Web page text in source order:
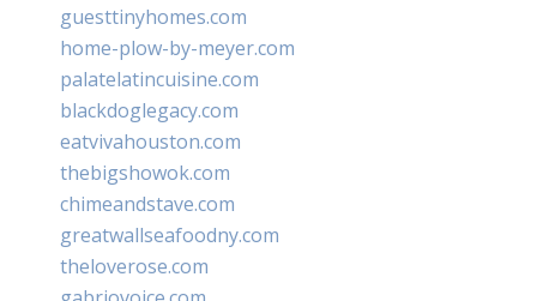
guesttinyhomes.com
home-plow-by-meyer.com
palatelatincuisine.com
blackdoglegacy.com
eatvivahouston.com
thebigshowok.com
chimeandstave.com
greatwallseafoodny.com
theloverose.com